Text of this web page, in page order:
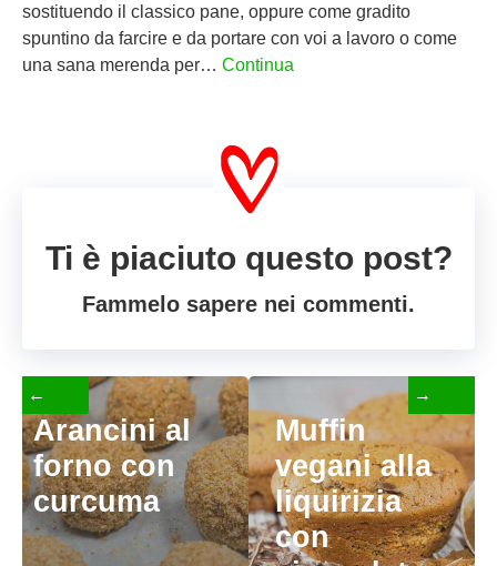
sostituendo il classico pane, oppure come gradito
spuntino da farcire e da portare con voi a lavoro o come
una sana merenda per… Continua
Ti è piaciuto questo post?
Fammelo sapere nei commenti.
Arancini al
forno con
curcuma
← →
Muffin
vegani alla
liquirizia
con